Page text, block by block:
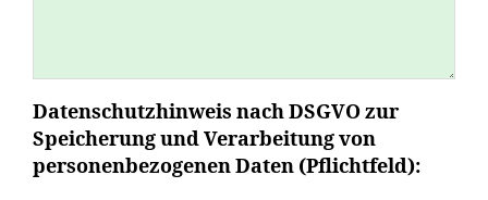
Datenschutzhinweis nach DSGVO zur
Speicherung und Verarbeitung von
personenbezogenen Daten (Pflichtfeld):